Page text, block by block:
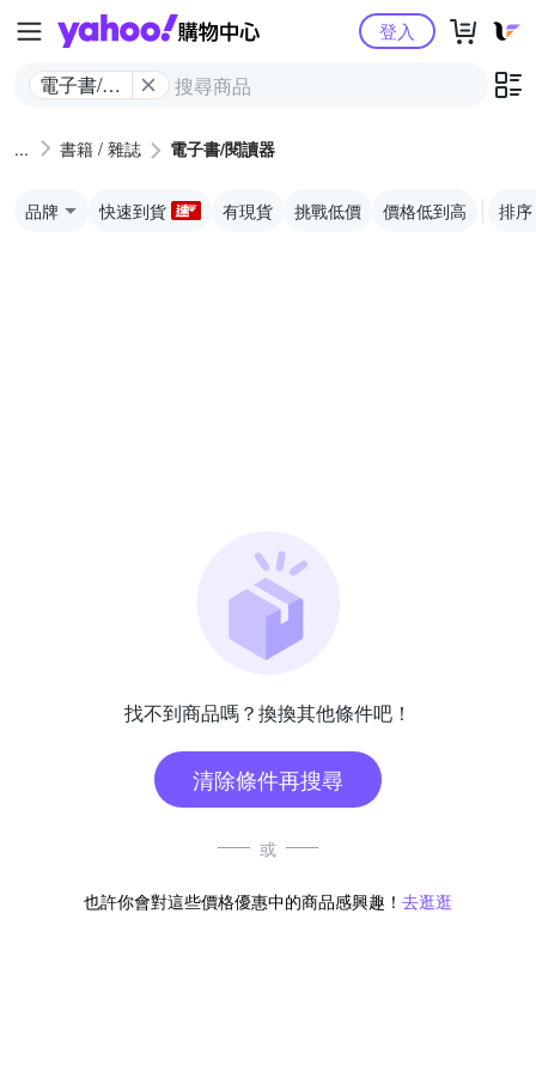
Yahoo購物中心
電子書/閱
登入
書籍 / 雜誌 電子書/閱讀器
品牌 快速到貨 有現貨 挑戰低價 價格低到高 排序
找不到商品嗎？換換其他條件吧！
清除條件再搜尋
或
也許你會對這些價格優惠中的商品感興趣！ 去逛逛